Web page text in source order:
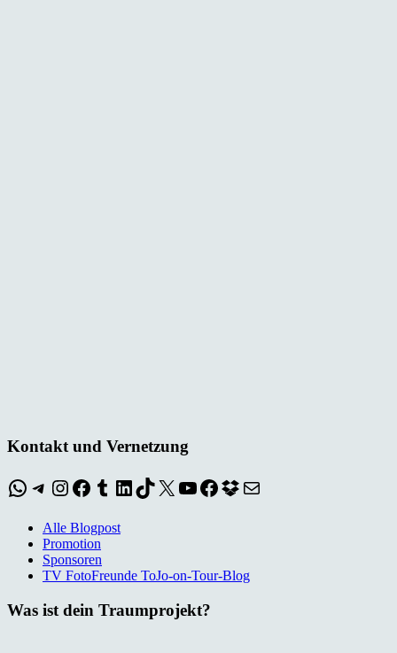
Kontakt und Vernetzung
WhatsApp
Telegram
Instagram
Facebook
Tumblr
LinkedIn
TikTok
X YouTube
Facebook
Dropbox
E-Mail
Alle Blogpost
Promotion
Sponsoren
TV FotoFreunde ToJo-on-Tour-Blog
Was ist dein Traumprojekt?